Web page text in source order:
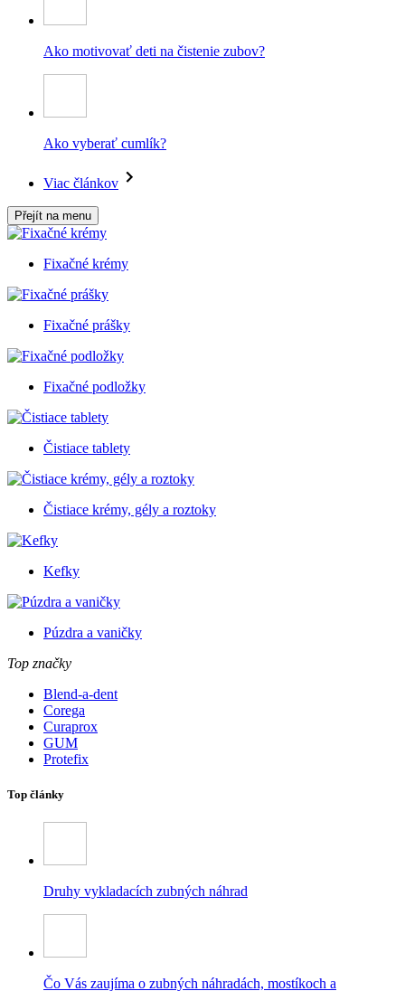
Ako motivovať deti na čistenie zubov?
Ako vyberať cumlík?
Viac článkov
Přejít na menu
Fixačné krémy
Fixačné prášky
Fixačné podložky
Čistiace tablety
Čistiace krémy, gély a roztoky
Kefky
Púzdra a vaničky
Top značky
Blend-a-dent
Corega
Curaprox
GUM
Protefix
Top články
Druhy vykladacích zubných náhrad
Čo Vás zaujíma o zubných náhradách, mostíkoch a